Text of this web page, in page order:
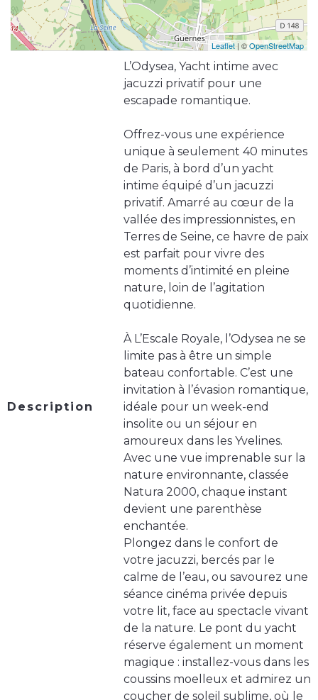
Leaflet | ©OpenStreetMap
Description
L’Odysea, Yacht intime avec
jacuzzi privatif pour une
escapade romantique.
Offrez-vous une expérience
unique à seulement 40 minutes
de Paris, à bord d’un yacht
intime équipé d’un jacuzzi
privatif. Amarré au cœur de la
vallée des impressionnistes, en
Terres de Seine, ce havre de paix
est parfait pour vivre des
moments d’intimité en pleine
nature, loin de l’agitation
quotidienne.
À L’Escale Royale, l’Odysea ne se
limite pas à être un simple
bateau confortable. C’est une
invitation à l’évasion romantique,
idéale pour un week-end
insolite ou un séjour en
amoureux dans les Yvelines.
Avec une vue imprenable sur la
nature environnante, classée
Natura 2000, chaque instant
devient une parenthèse
enchantée.
Plongez dans le confort de
votre jacuzzi, bercés par le
calme de l’eau, ou savourez une
séance cinéma privée depuis
votre lit, face au spectacle vivant
de la nature. Le pont du yacht
réserve également un moment
magique : installez-vous dans les
coussins moelleux et admirez un
coucher de soleil sublime, où le